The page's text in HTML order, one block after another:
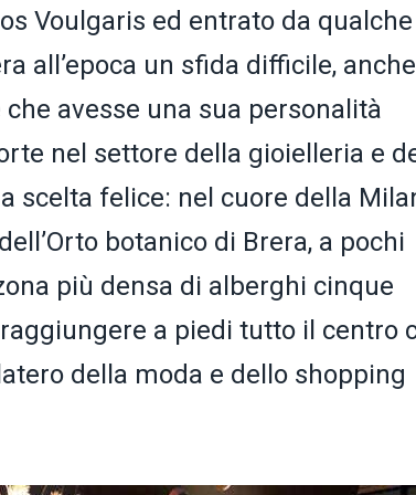
Voulgaris ed entrato da qualche
all’epoca un sfida difficile, anche
avesse una sua personalità
nel settore della gioielleria e
scelta felice: nel cuore della
botanico di Brera, a pochi
più densa di alberghi cinque
a piedi tutto il centro
della moda e dello shopping